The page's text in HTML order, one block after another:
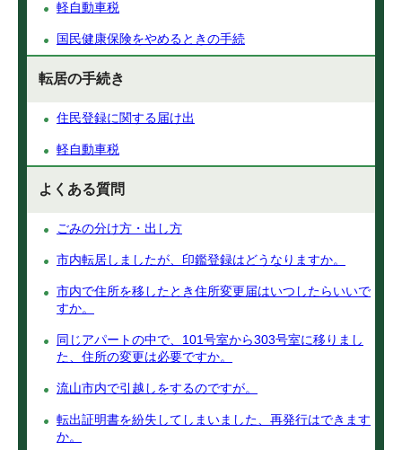
軽自動車税
国民健康保険をやめるときの手続
転居の手続き
住民登録に関する届け出
軽自動車税
よくある質問
ごみの分け方・出し方
市内転居しましたが、印鑑登録はどうなりますか。
市内で住所を移したとき住所変更届はいつしたらいいで
すか。
同じアパートの中で、101号室から303号室に移りまし
た、住所の変更は必要ですか。
流山市内で引越しをするのですが。
転出証明書を紛失してしまいました、再発行はできます
か。